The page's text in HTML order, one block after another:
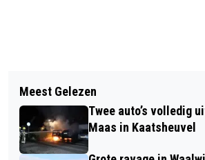
LOON OP ZAND TREEDT
MELLE MEULENSTEEN
TRANSFER NAAR VITESSE
Meest Gelezen
Twee auto’s volledig
Maas in Kaatsheuvel